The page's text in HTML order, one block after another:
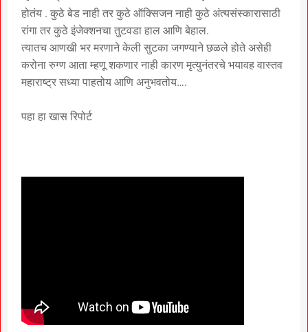
होतंय . कुठे बेड नाही तर कुठे ऑक्सिजन नाही कुठे अंत्यसंस्कारासाठी
रांगा तर कुठे इंजेक्शनचा तुटवडा हाल आणि बेहाल.
त्यातच आणखी भर मरणाने केली सुटका जगण्याने छळले होते असेही
करोना रुग्ण आता म्हणू शकणार नाही कारण मृत्युनंतरचे भयावह वास्तव
महाराष्ट्र सध्या पाहतोय आणि अनुभवतोय….
पहा हा खास रिपोर्ट